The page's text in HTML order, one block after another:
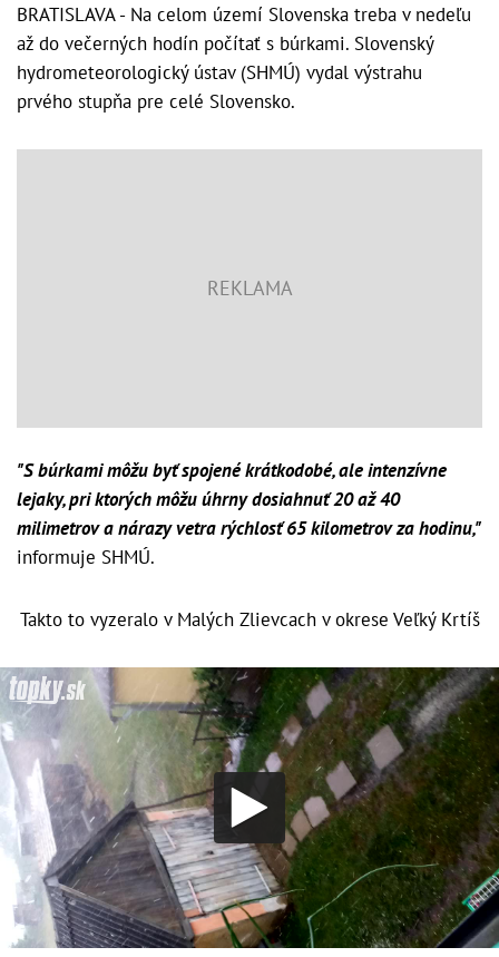
BRATISLAVA - Na celom území Slovenska treba v nedeľu
až do večerných hodín počítať s búrkami. Slovenský
hydrometeorologický ústav (SHMÚ) vydal výstrahu
prvého stupňa pre celé Slovensko.
"S búrkami môžu byť spojené krátkodobé, ale intenzívne
lejaky, pri ktorých môžu úhrny dosiahnuť 20 až 40
milimetrov a nárazy vetra rýchlosť 65 kilometrov za hodinu,"
informuje SHMÚ.
Takto to vyzeralo v Malých Zlievcach v okrese Veľký Krtíš